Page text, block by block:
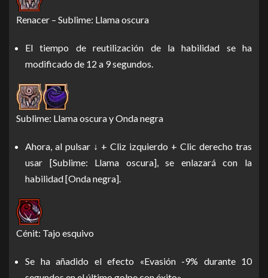
Renacer – Sublime: Llama oscura
El tiempo de reutilización de la habilidad se ha
modificado de 12 a 9 segundos.
Sublime: Llama oscura y Onda negra
Ahora, al pulsar ↓ + Cliz izquierdo + Clic derecho tras
usar [Sublime: Llama oscura], se enlazará con la
habilidad [Onda negra].
Cénit: Tajo esquivo
Se ha añadido el efecto «Evasión -9% durante 10